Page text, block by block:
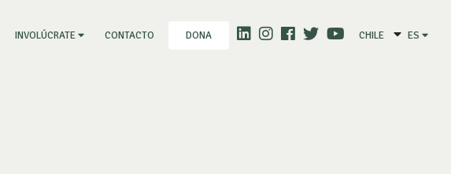
INVOLÚCRATE CONTACTO DONA CHILE ES